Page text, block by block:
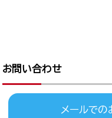
お問い合わせ
メールで